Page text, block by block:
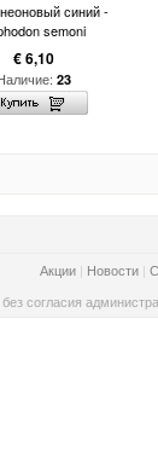
синий -
semoni
€ 6,10
23
Акции | Новости |
согласия